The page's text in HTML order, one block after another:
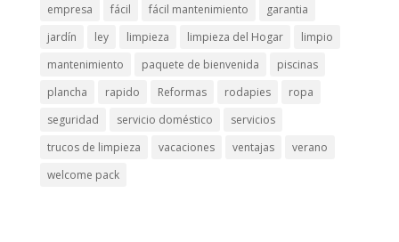
empresa
fácil fácil mantenimiento
garantia
jardín
ley limpieza limpieza del Hogar
limpio
mantenimiento
paquete de bienvenida
piscinas
plancha
rapido Reformas rodapies
ropa
seguridad
servicio doméstico
servicios
trucos de limpieza
vacaciones ventajas
verano
welcome pack